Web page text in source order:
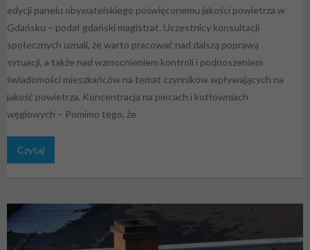
edycji panelu obywatelskiego poświęconemu jakości powietrza w
Gdańsku – podał gdański magistrat. Uczestnicy konsultacji
społecznych uznali, że warto pracować nad dalszą poprawą
sytuacji, a także nad wzmocnieniem kontroli i podnoszeniem
świadomości mieszkańców na temat czynników wpływających na
jakość powietrza. Koncentracja na piecach i kotłowniach
węglowych – Pomimo tego, że
Czytaj